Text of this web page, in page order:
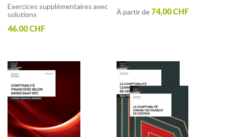
Exercices supplémentaires avec
solutions
46.00 CHF
À partir de 74,00 CHF